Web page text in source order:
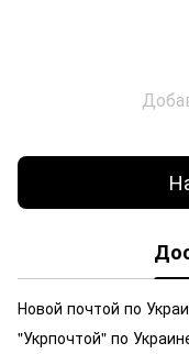
Новой почтой по
"Укрпочтой" по